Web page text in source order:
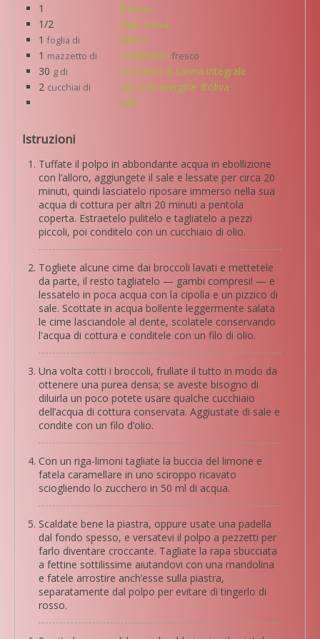
1
limone
1/2
rapa rossa
1 foglia di
alloro
1 mazzetto di coriandolo fresco
30 g di
zucchero di canna integrale
2 cucchiai di
olio extravergine d'oliva
sale
Istruzioni
Tuffate il polpo in abbondante acqua in ebollizione
con l’alloro, aggiungete il sale e lessate per circa 20
minuti, quindi lasciatelo riposare immerso nella sua
acqua di cottura per altri 20 minuti a pentola
coperta. Estraetelo pulitelo e tagliatelo a pezzi
piccoli, poi conditelo con un cucchiaio di olio.
Togliete alcune cime dai broccoli lavati e mettetele
da parte, il resto tagliatelo — gambi compresi! — e
lessatelo in poca acqua con la cipolla e un pizzico di
sale. Scottate in acqua bollente leggermente salata
le cime lasciandole al dente, scolatele conservando
l'acqua di cottura e conditele con un filo di olio.
Una volta cotti i broccoli, frullate il tutto in modo da
ottenere una purea densa; se aveste bisogno di
diluirla un poco potete usare qualche cucchiaio
dell’acqua di cottura conservata. Aggiustate di sale e
condite con un filo d’olio.
Con un riga-limoni tagliate la buccia del limone e
fatela caramellare in uno sciroppo ricavato
sciogliendo lo zucchero in 50 ml di acqua.
Scaldate bene la piastra, oppure usate una padella
dal fondo spesso, e versatevi il polpo a pezzetti per
farlo diventare croccante. Tagliate la rapa sbucciata
a fettine sottilissime aiutandovi con una mandolina
e fatele arrostire anch’esse sulla piastra,
separatamente dal polpo per evitare di tingerlo di
rosso.